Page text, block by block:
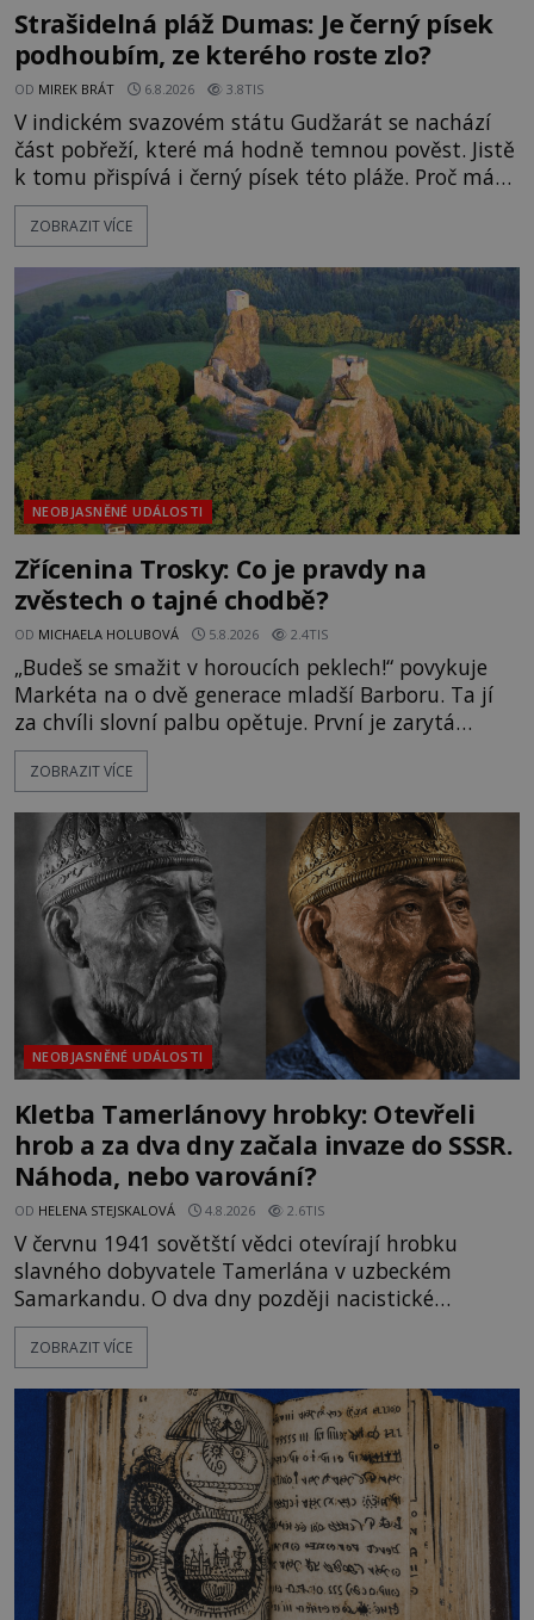
Strašidelná pláž Dumas: Je černý písek
podhoubím, ze kterého roste zlo?
OD MIREK BRÁT 6.8.2026 3.8TIS
V indickém svazovém státu Gudžarát se nachází
část pobřeží, které má hodně temnou pověst. Jistě
k tomu přispívá i černý písek této pláže. Proč má
pláž takové netypické zbarvení? Nakolik jsou
pravdivé historky, že zde došlo k nevysvětlitelným
následovat. Vstupujeme na pláž Dumas ve městě
Surat. Gu
ZOBRAZIT VÍCE
NEOBJASNĚNÉ UDÁLOSTI
Zřícenina Trosky: Co je pravdy na
zvěstech o tajné chodbě?
OD MICHAELA HOLUBOVÁ 5.8.2026 2.4TIS
„Budeš se smažit v horoucích peklech!“ povykuje
Markéta na o dvě generace mladší Barboru. Ta jí
za chvíli slovní palbu opětuje. První je zarytá
katolička, druhá přesvědčená kališnice. A každá z
nich se usídlí na jedné z věží slavného hradu
mezi vůdce protihusitského boje. Za manželku má
skutečně jistou
ZOBRAZIT VÍCE
NEOBJASNĚNÉ UDÁLOSTI
Kletba Tamerlánovy hrobky: Otevřeli
hrob a za dva dny začala invaze do SSSR.
Náhoda, nebo varování?
OD HELENA STEJSKALOVÁ 4.8.2026 2.6TIS
V červnu 1941 sovětští vědci otevírají hrobku
slavného dobyvatele Tamerlána v uzbeckém
Samarkandu. O dva dny později nacistické
Německo zahajuje operaci Barbarossa a napadá
Sovětský svaz. Shoda dat je natolik zarážející, že se
na legendě něco pravdy, nebo jde jen o fascinující
souhru okolností? Když antropolog Michail
Gerasimov (1907-1970) a
ZOBRAZIT VÍCE